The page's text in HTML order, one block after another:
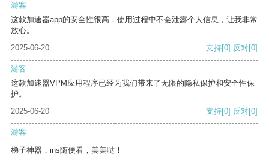
游客
这款加速器app的安全性很高，使用过程中不会泄露个人信息，让我非常
放心。
2025-06-20
支持[0] 反对[0]
游客
这款加速器VPM应用程序已经为我们带来了无限的隐私保护和安全性保
护。
2025-06-20
支持[0] 反对[0]
游客
梯子神器，ins随便看，美美哒！